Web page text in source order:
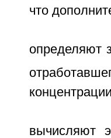
что
определяют
вычисляют